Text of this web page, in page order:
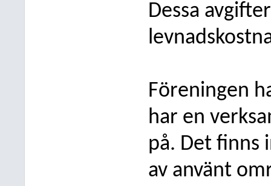
Dessa
Föreningen
har en
på. Det finns
av använt